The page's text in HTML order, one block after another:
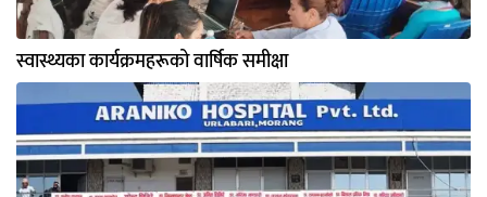
स्वास्थ्यका कार्यक्रमहरूको वार्षिक समीक्षा